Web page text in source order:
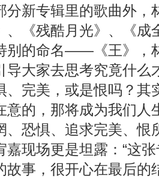
分新专辑里的歌曲外，
、《残酷月光》、《
别的命名——《王》，
导大家去思考究竟什么
、完美，或是恨吗？其
意的，那将成为我们⼈
、恐惧、追求完美、恨
嘉现场更是坦露：“这
故事，很开心在最后的